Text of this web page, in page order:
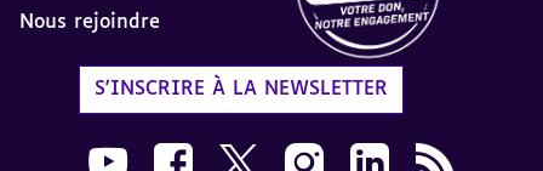
Nous rejoindre
S'INSCRIRE À LA NEWSLETTER
Nous suivre sur Youtube AVH dans une
Nous suivre sur Facebook AVH dans
Nous suivre sur X AVH dans une
Nous suivre sur Instagram
Nous suivre sur
Flux RSS